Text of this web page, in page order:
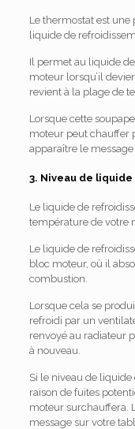
Le thermostat est
liquide de
Il permet au liquide
moteur lorsqu’il
revient à la plage de
Lorsque cette
moteur peut chauffer
apparaître le
3. Niveau de
Le liquide de
température de votre
Le liquide de
bloc moteur, où il
combustion.
Lorsque cela se
refroidi par un
renvoyé au radiateur
à nouveau.
Si le niveau de
raison de fuites
moteur surchauffera.
message sur votre